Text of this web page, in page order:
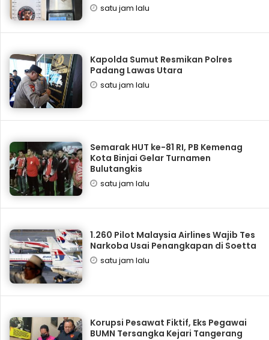
satu jam lalu
Kapolda Sumut Resmikan Polres
Padang Lawas Utara
satu jam lalu
Semarak HUT ke-81 RI, PB Kemenag
Kota Binjai Gelar Turnamen
Bulutangkis
satu jam lalu
1.260 Pilot Malaysia Airlines Wajib Tes
Narkoba Usai Penangkapan di Soetta
satu jam lalu
Korupsi Pesawat Fiktif, Eks Pegawai
BUMN Tersangka Kejari Tangerang